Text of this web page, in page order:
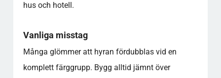
hus och hotell.
Vanliga misstag
Många glömmer att hyran fördubblas vid en
komplett färggrupp. Bygg alltid jämnt över